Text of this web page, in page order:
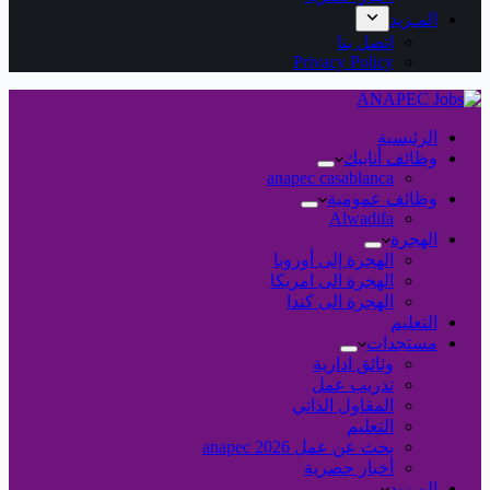
المـزيد
اتصل بنا
Privacy Policy
الرئيسية
وظائف أنابيك
anapec casablanca
وظائف عمومية
Alwadifa
الهجرة
الهجرة إلى أوروبا
الهجرة الى امريكا
الهجرة الى كندا
التعليم
مستجدات
وثائق ادارية
تدريب عمل
المقاول الذاتي
التعليم
بحث عن عمل 2026 anapec
أخبار حصرية